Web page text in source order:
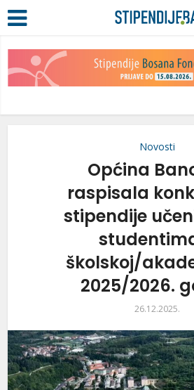
Novosti
Općina
raspisala
stipendije
školskoj/
2025/2026.
26.12.2025.